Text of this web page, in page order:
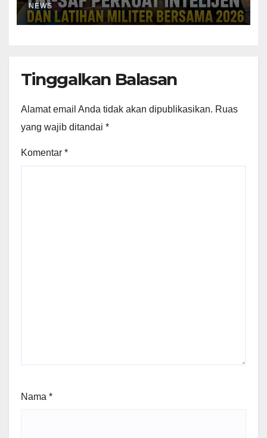
NEWS
Tinggalkan Balasan
Alamat email Anda tidak akan dipublikasikan. Ruas
yang wajib ditandai *
Komentar *
Nama *